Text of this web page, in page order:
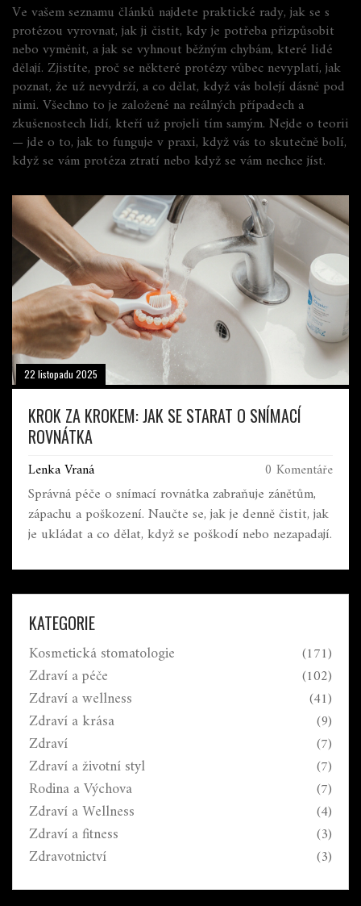
Ve vašem seznamu článků najdete praktické rady, jak se s
protézou vyrovnat, jak ji čistit, kdy je potřeba přizpůsobit
nebo vyměnit, a jak se vyhnout běžným chybám, které lidé
dělají. Zjistíte, proč se některé protézy vůbec nevyplatí, jak
poznat, že už nevydrží, a co dělat, když vás bolejí dásně pod
nimi. Všechno to je založené na reálných případech a
zkušenostech lidí, kteří už projeli tím samým. Nejde o teorii
— jde o to, jak to funguje v praxi, když vás to skutečně bolí,
když se vám protéza ztratí nebo když se vám nechce jíst.
22 listopadu 2025
KROK ZA KROKEM: JAK SE STARAT O SNÍMACÍ
ROVNÁTKA
Lenka Vraná 0 Komentáře
Správná péče o snímací rovnátka zabraňuje zánětům,
zápachu a poškození. Naučte se, jak je denně čistit, jak
je ukládat a co dělat, když se poškodí nebo nezapadají.
KATEGORIE
Kosmetická stomatologie (171)
Zdraví a péče (102)
Zdraví a wellness (41)
Zdraví a krása (9)
Zdraví (7)
Zdraví a životní styl (7)
Rodina a Výchova (7)
Zdraví a Wellness (4)
Zdraví a fitness (3)
Zdravotnictví (3)